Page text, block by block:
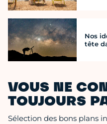
Nos
tête
VOUS NE
TOUJOURS
Sélection des bons plans